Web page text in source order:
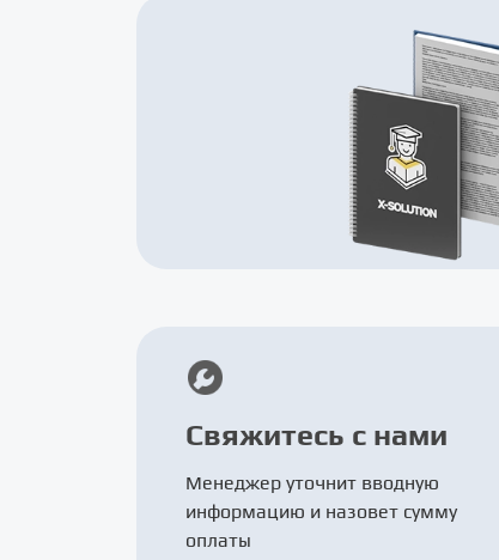
Свяжитесь с нами
Менеджер уточнит вводную
информацию и назовет сумму
оплаты